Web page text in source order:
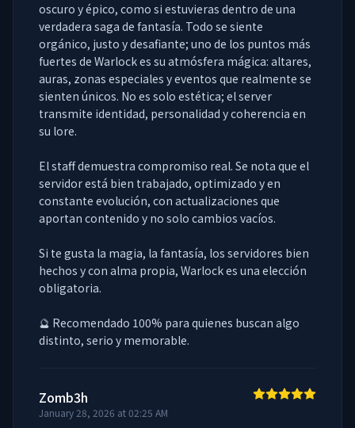
oscuro y épico, como si estuvieras dentro de una
verdadera saga de fantasía. Todo se siente
orgánico, justo y desafiante; uno de los puntos más
fuertes de Warlock es su atmósfera mágica: altares,
auras, zonas especiales y eventos que realmente se
sienten únicos. No es solo estética; el server
transmite identidad, personalidad y coherencia en
su lore.
El staff demuestra compromiso real. Se nota que el
servidor está bien trabajado, optimizado y en
constante evolución, con actualizaciones que
aportan contenido y no solo cambios vacíos.
Si te gusta la magia, la fantasía, los servidores bien
hechos y con alma propia, Warlock es una elección
obligatoria.
🔮 Recomendado 100% para quienes buscan algo
distinto, serio y memorable.
Zomb3h
January 28, 2026 at 02:25 AM